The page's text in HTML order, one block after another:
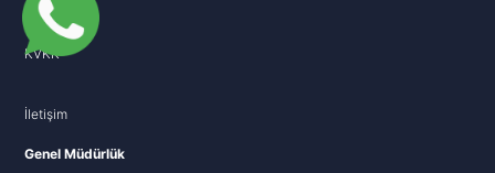
İletişim
KVKK
İletişim
Genel Müdürlük